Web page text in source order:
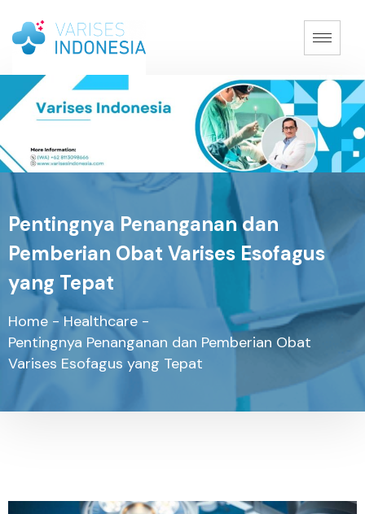
Pentingnya Penanganan dan
Pemberian Obat Varises Esofagus
yang Tepat
Home - Healthcare -
Pentingnya Penanganan dan Pemberian Obat
Varises Esofagus yang Tepat